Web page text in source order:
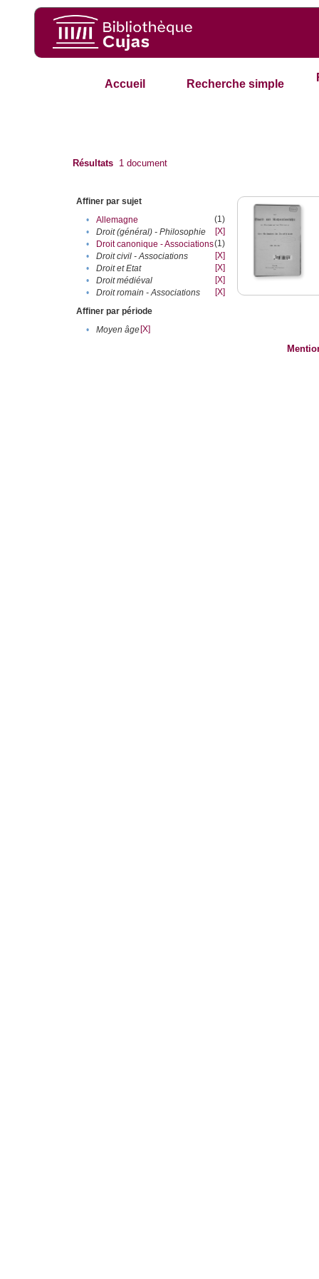
Accueil Recherche simple
Résultats 1 document
Affiner par sujet
•
Allemagne
(1)
•
Droit (général) - Philosophie
[X]
•
Droit canonique - Associations(1)
•
Droit civil - Associations
[X]
•
Droit et Etat
[X]
•
Droit médiéval
[X]
•
Droit romain - Associations
[X]
Affiner par période
•
Moyen âge[X]